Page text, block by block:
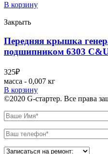
В корзину
Закрыть
Передняя крышка
подшипником 6303
325₽
масса - 0,007 кг
В корзину
©2020 G-стартер. Все права